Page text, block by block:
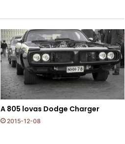
A 805 lovas Dodge Charger
2015-12-08